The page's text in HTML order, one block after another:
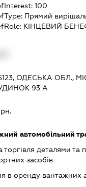
100
Прямий
КІНЦЕВИЙ
ОДЕСЬКА ОБЛ.,
93 А
автомобільний
торгівля деталями та
засобів
в оренду вантажних